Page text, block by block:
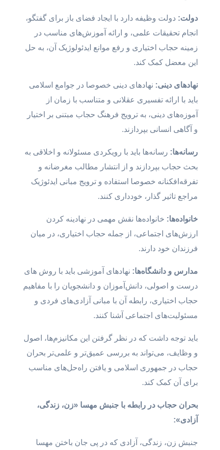
دولت: دولت وظیفه دارد با ایجاد فضای باز برای گفتگو،
انجام تحقیقات علمی، و ارائه آموزش‌های مناسب در
زمینه حجاب اختیاری و رفع موانع ایدئولوژیک آن، به حل
این معضل کمک کند.
نهادهای دینی: نهادهای دینی خصوصا در جوامع اسلامی
باید با ارائه تفسیری عقلانی و متناسب با زمان از
آموزه‌های دینی، به ترویج فرهنگ حجاب مبتنی بر اختیار
و آگاهی انسانی بپردازند.
رسانه‌ها: رسانه‌ها باید با رویکردی مسئولانه و اخلاقی به
بحث حجاب بپردازند و از انتشار مطالب مغرضانه و
تفرقه‌افکنانه خصوصا استفاده و ترویج مبانی ایدئوژیک
مراجع تاثیر گذار، خودداری کنند.
خانواده‌ها: خانواده‌ها نقش مهمی در نهادینه کردن
ارزش‌های اجتماعی، از جمله حجاب اختیاری، در میان
فرزندان خود دارند.
مدارس و دانشگاه‌ها: نهادهای آموزشی باید با روش های
درست و اصولی، دانش‌آموزان و دانشجویان را با مفاهیم
حجاب اختیاری، رابطه آن با مبانی آزادی‌های فردی و
مسئولیت‌های اجتماعی آشنا کنند.
باید توجه داشت که در نظر گرفتن این مکانیزم‌ها، اصول
و وظایف، می‌تواند به بررسی عمیق‌تر و علمی‌تر بحران
حجاب در جمهوری اسلامی و یافتن راه‌حل‌های مناسب
برای آن کمک کند.
بحران حجاب در رابطه با جنبش مهسا «زن، زندگی،
آزادی»:
جنبش زن، زندگی، آزادی که در پی جان باختن مهسا